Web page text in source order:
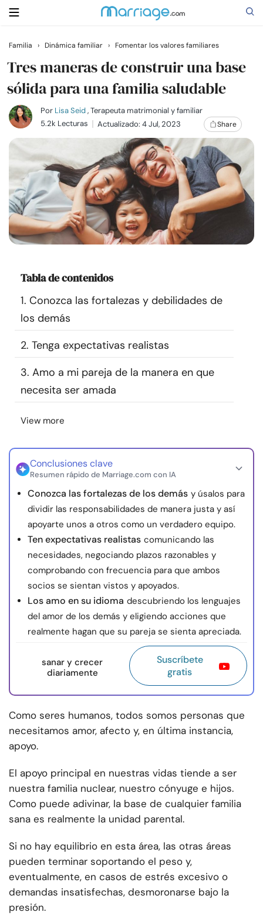
Buscar
Casarse
Relaciones
Familia
Ayuda
Cursos
Recursos
Comunidad
Encuentra un terapeuta
Idioma
Sobre nosotros
© Copyright 2026. Todos los derechos reservados.
Familia › Dinámica familiar › Fomentar los valores familiares
Tres maneras de construir una base
sólida para una familia saludable
Por Lisa Seid, Terapeuta matrimonial y familiar
5.2k Lecturas
Actualizado: 4 Jul, 2023 Share
Tabla de contenidos
1. Conozca las fortalezas y debilidades de
los demás
2. Tenga expectativas realistas
3. Amo a mi pareja de la manera en que
necesita ser amada
View more
Conclusiones clave
Resumen rápido de Marriage.com con IA
Conozca las fortalezas de los demás y úsalos para
dividir las responsabilidades de manera justa y así
apoyarte unos a otros como un verdadero equipo.
Ten expectativas realistas comunicando las
necesidades, negociando plazos razonables y
comprobando con frecuencia para que ambos
socios se sientan vistos y apoyados.
Los amo en su idioma descubriendo los lenguajes
del amor de los demás y eligiendo acciones que
realmente hagan que su pareja se sienta apreciada.
sanar y crecer
diariamente
Suscríbete
gratis
Como seres humanos, todos somos personas que
necesitamos amor, afecto y, en última instancia,
apoyo.
El apoyo principal en nuestras vidas tiende a ser
nuestra familia nuclear, nuestro cónyuge e hijos.
Como puede adivinar, la base de cualquier familia
sana es realmente la unidad parental.
Si no hay equilibrio en esta área, las otras áreas
pueden terminar soportando el peso y,
eventualmente, en casos de estrés excesivo o
demandas insatisfechas, desmoronarse bajo la
presión.